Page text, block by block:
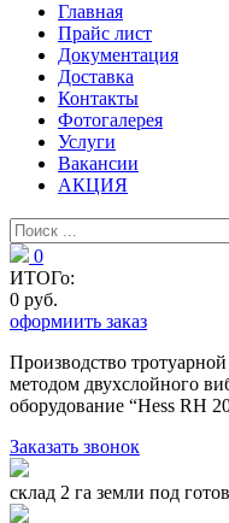
Главная
Прайс лист
Документация
Доставка
Контакты
Фотогалерея
Услуги
Вакансии
АКЦИЯ
0
ИТОГо:
0 руб.
оформиить заказ
Производство
методом двухслойного
оборудование “Hess RH
Заказать звонок
склад 2 га земли под